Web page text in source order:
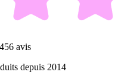
avis
depuis 2014